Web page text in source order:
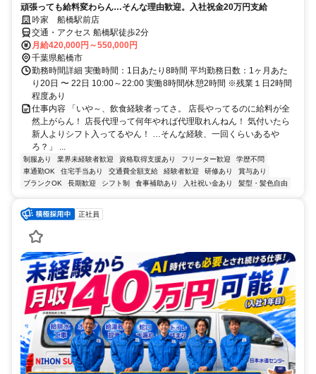
頑張っても給料変わらん…そんな理由歓迎。入社祝金20万円支給
吟家 船橋駅前店
交通・アクセス 船橋駅徒歩2分
月給420,000円～550,000円
千葉県船橋市
勤務時間詳細 実働時間：1日あたり8時間 平均勤務日数：1ヶ月あた
り20日 〜 22日 10:00～22:00 実働8時間/休憩2時間 ※残業１日2時間
程度あり
仕事内容 「いや～、飲食経験者ってさ。 店長やってるのに給料が全
然上がらん！ 店長代理って何年やれば代理取れんねん！ 気付いたら
新人よりシフト入ってるやん！ …そんな経験、一回くらいあるや
ろ？」 ...
制服あり 業界未経験者歓迎 資格取得支援あり フリーター歓迎
学歴不問
車通勤OK
住宅手当あり 交通費全額支給 経験者歓迎 研修あり
賞与あり
ブランクOK
長期歓迎 シフト制 食事補助あり 入社祝い金あり 髪型・髪色自由
正社員